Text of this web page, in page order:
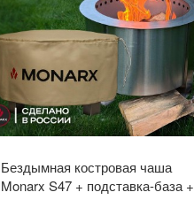
Бездымная костровая чаша
Monarx S47 + подставка-база +